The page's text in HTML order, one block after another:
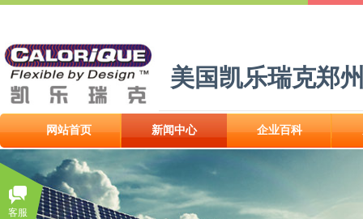
美国凯乐瑞克郑
网站首页 新闻中心 企业百科
客服